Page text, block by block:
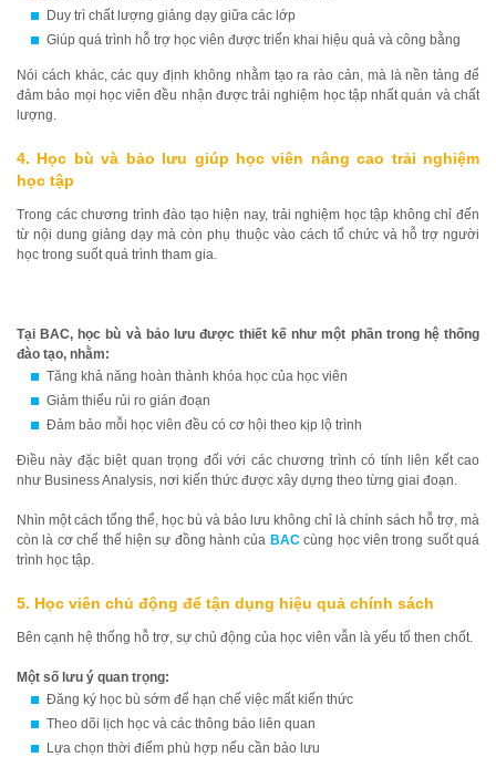
Duy trì chất lượng giảng dạy giữa các lớp
Giúp quá trình hỗ trợ học viên được triển khai hiệu quả và công bằng
Nói cách khác, các quy định không nhằm tạo ra rào cản, mà là nền tảng để
đảm bảo mọi học viên đều nhận được trải nghiệm học tập nhất quán và chất
lượng.
4. Học bù và bảo lưu giúp học viên nâng cao trải nghiệm
học tập
Trong các chương trình đào tạo hiện nay, trải nghiệm học tập không chỉ đến
từ nội dung giảng dạy mà còn phụ thuộc vào cách tổ chức và hỗ trợ người
học trong suốt quá trình tham gia.
Tại BAC, học bù và bảo lưu được thiết kế như một phần trong hệ thống
đào tạo, nhằm:
Tăng khả năng hoàn thành khóa học của học viên
Giảm thiểu rủi ro gián đoạn
Đảm bảo mỗi học viên đều có cơ hội theo kịp lộ trình
Điều này đặc biệt quan trọng đối với các chương trình có tính liên kết cao
như Business Analysis, nơi kiến thức được xây dựng theo từng giai đoạn.
Nhìn một cách tổng thể, học bù và bảo lưu không chỉ là chính sách hỗ trợ, mà
còn là cơ chế thể hiện sự đồng hành của BACcùng học viên trong suốt quá
trình học tập.
5. Học viên chủ động để tận dụng hiệu quả chính sách
Bên cạnh hệ thống hỗ trợ, sự chủ động của học viên vẫn là yếu tố then chốt.
Một số lưu ý quan trọng:
Đăng ký học bù sớm để hạn chế việc mất kiến thức
Theo dõi lịch học và các thông báo liên quan
Lựa chọn thời điểm phù hợp nếu cần bảo lưu